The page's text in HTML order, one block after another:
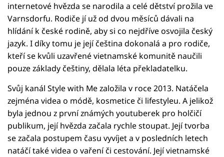
internetové hvězda se narodila a celé dětství prožila ve
Varnsdorfu. Rodiče jí už od dvou měsíců dávali na
hlídání k české rodině, aby si co nejdříve osvojila český
jazyk. I díky tomu je její čeština dokonalá a pro rodiče,
kteří se kvůli uzavřené vietnamské komunitě naučili
pouze základy češtiny, dělala léta překladatelku.
Svůj kanál Style with Me založila v roce 2013. Natáčela
zejména videa o módě, kosmetice či lifestyleu. A jelikož
byla jednou z první známých youtuberek pro holčičí
publikum, její hvězda začala rychle stoupat. Její tvorba
se začala postupem času vyvíjet a v posledních letech
natáčí také videa o vaření či cestování. Její vietnamské